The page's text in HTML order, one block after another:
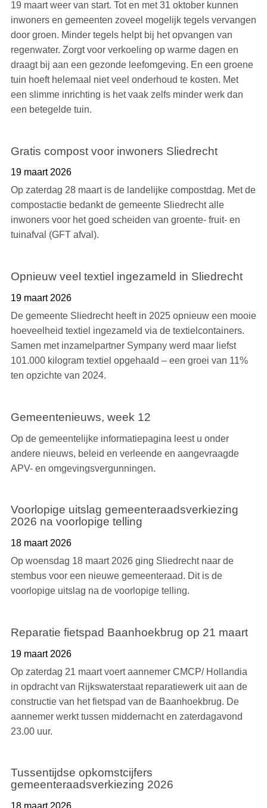
19 maart weer van start. Tot en met 31 oktober kunnen
inwoners en gemeenten zoveel mogelijk tegels vervangen
door groen. Minder tegels helpt bij het opvangen van
regenwater. Zorgt voor verkoeling op warme dagen en
draagt bij aan een gezonde leefomgeving. En een groene
tuin hoeft helemaal niet veel onderhoud te kosten. Met
een slimme inrichting is het vaak zelfs minder werk dan
een betegelde tuin.
Gratis compost voor inwoners Sliedrecht
19 maart 2026
Op zaterdag 28 maart is de landelijke compostdag. Met de
compostactie bedankt de gemeente Sliedrecht alle
inwoners voor het goed scheiden van groente- fruit- en
tuinafval (GFT afval).
Opnieuw veel textiel ingezameld in Sliedrecht
19 maart 2026
De gemeente Sliedrecht heeft in 2025 opnieuw een mooie
hoeveelheid textiel ingezameld via de textielcontainers.
Samen met inzamelpartner Sympany werd maar liefst
101.000 kilogram textiel opgehaald – een groei van 11%
ten opzichte van 2024.
Gemeentenieuws, week 12
Op de gemeentelijke informatiepagina leest u onder
andere nieuws, beleid en verleende en aangevraagde
APV- en omgevingsvergunningen.
Voorlopige uitslag gemeenteraadsverkiezing
2026 na voorlopige telling
18 maart 2026
Op woensdag 18 maart 2026 ging Sliedrecht naar de
stembus voor een nieuwe gemeenteraad. Dit is de
voorlopige uitslag na de voorlopige telling.
Reparatie fietspad Baanhoekbrug op 21 maart
19 maart 2026
Op zaterdag 21 maart voert aannemer CMCP/ Hollandia
in opdracht van Rijkswaterstaat reparatiewerk uit aan de
constructie van het fietspad van de Baanhoekbrug. De
aannemer werkt tussen middernacht en zaterdagavond
23.00 uur.
Tussentijdse opkomstcijfers
gemeenteraadsverkiezing 2026